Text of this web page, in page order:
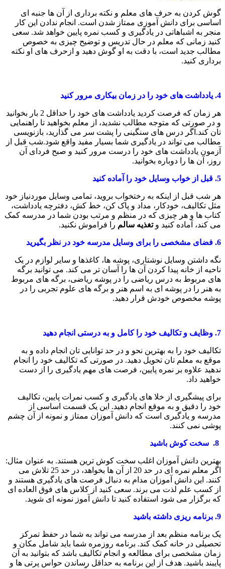
گوش کردن به حرف های معلم و نکته برداری از آن ها جنبه ای
اساسی برای دانش آموزی ممتاز شدن است. انجام ندادن این کار
منجر به اشباهاتی در یادگیری و کسب نمره پایین خواهد شد. سعی
کنید زمانی که معلم در حال تدریس و توضیح چیزی به خصوص
مطالب جدید است، با دقت به او گوش دهید و ازحرف های او نکته
برداری کنید.
4. یادداشت های خود را در زمان بیکاری مرور کنید
هر زمان که فرصت کردید یادداشت های خود را حداقل 2 بار بخوانید
و در صورتی که متوجه مطالب نشدید، از معلم بخواهید تا راهنمایی
تان کند.اگر درس های سنگینی را پشت سر می گذارید، بازنویسی
مطالب می تواند در یادگیری شما بسیار مفید واقع شود.شب قبل از
آزمون یادداشت های خود را درست مرور کنید و صبح فردای آن
روز، آن ها را دوباره بخوانید.
5. قبل از خواب وسایل خود را آماده کنید
هر شب قبل از اینکه به رختخواب بروید، تمامی وسایل موردنیاز خود
مثل تکالیف، خودکار، مداد و پاک کن، خط کش، دفترچه یادداشت،
کتاب ها و هر چیزی که در منظم و مرتب بودن شما در مدرسه کمک
می کند، آماده کنید وتغذیه سالم را فراموش نکنید.
6. فضای مشخصی را برای وسایل مدرسه خود در نظر بگیرید
نگه داشتن وسایل نوشتاری، پوشه ها، کاغذها و سایر لوازم در یک
ناحیه از خانه پیدا کردن آن ها را آسان تر می کند. می توانید برگه
های مربوط به درس ریاضی را در پوشه ریاضی، برگه های مربوط
به هنر را در پوشه ای به اسم هنر و برگه های علوم تجربی را در
پوشه مخصوص خودش قرار دهید.
7. وظایف و تکالیف خود را کامل و به درستی انجام دهید
تکالیف خود را به بهترین نحو و در حد توانایی تان انجام داده و به
موقع به معلم تان تحویل دهید. در صورتی که تکالیف خود را انجام
ندهید علاوه بر نمره پایین، فرصت های مهم یادگیری را از دست
خواهید داد.
برای پیشگیری از خلا های یادگیری و کسب نمرات پایین، تکالیف
خود را دقیق و به موقع انجام دهید. این یک قسمت اساسی از
مدرسه و یادگیری است که دانش آموزان ممتاز و نمونه از آن چشم
پوشی نمی کنند.
سخت کوش باشید
بهترین دانش آموزان اغلب سخت کوش ترین هستند. به عنوان مثال:
اگر معلم نمره ای در حد 20 از آن ها بخواهد، در حد 25 تلاش می
کنند. این دانش آموزان مدام به دنبال فرصت های یادگیری هستند و
از کسب علم لذت می برند. سعی کنید از کلاس های فوق العاده ای
که برگزار می شود استفاده کنید تا دانش آموز نمونه ای شوید.
9. برنامه ریزی داشته باشید
یک برنامه منظم بعد از مدرسه می تواند به شما در حفظ تمرکز
تحصیلی در خانه کمک کند. برنامه روزمره شما باید شامل مکان و
زمان مشخصی برای مطالعه و انجام تکالیف باشد که بتوانید به آن
پایبند باشید. هدف از این برنامه به حداقل رساندن حواس پرتی ها و